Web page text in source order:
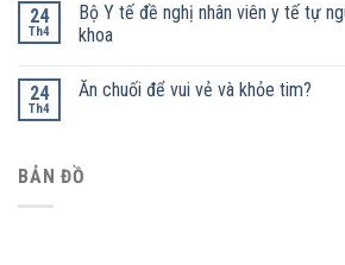
24
Th4
Bộ Y tế đề nghị nhân viên y tế tự
khoa
24
Th4
Ăn chuối để vui vẻ và khỏe tim?
BẢN ĐỒ